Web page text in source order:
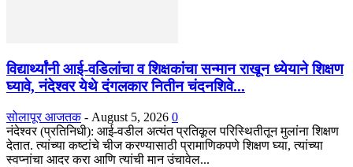
विद्यार्थ्यांनी आई-वडिलांचा व शिक्षकांचा सन्मान राखून ध्येयाने शिक्षण
घ्यावे, नंदेश्वर येथे दंगलकार नितीन चंदनशिवे...
सोलापूर आजतक - August 5, 2026 0
नंदेश्वर (प्रतिनिधी): आई-वडील अत्यंत प्रतिकूल परिस्थितीतून मुलांना शिक्षण
देतात. त्यांच्या कष्टांचे चीज करण्यासाठी प्रामाणिकपणे शिक्षण घ्या, त्यांच्या
स्वप्नांचा आदर करा आणि त्यांची मान उंचावेल...